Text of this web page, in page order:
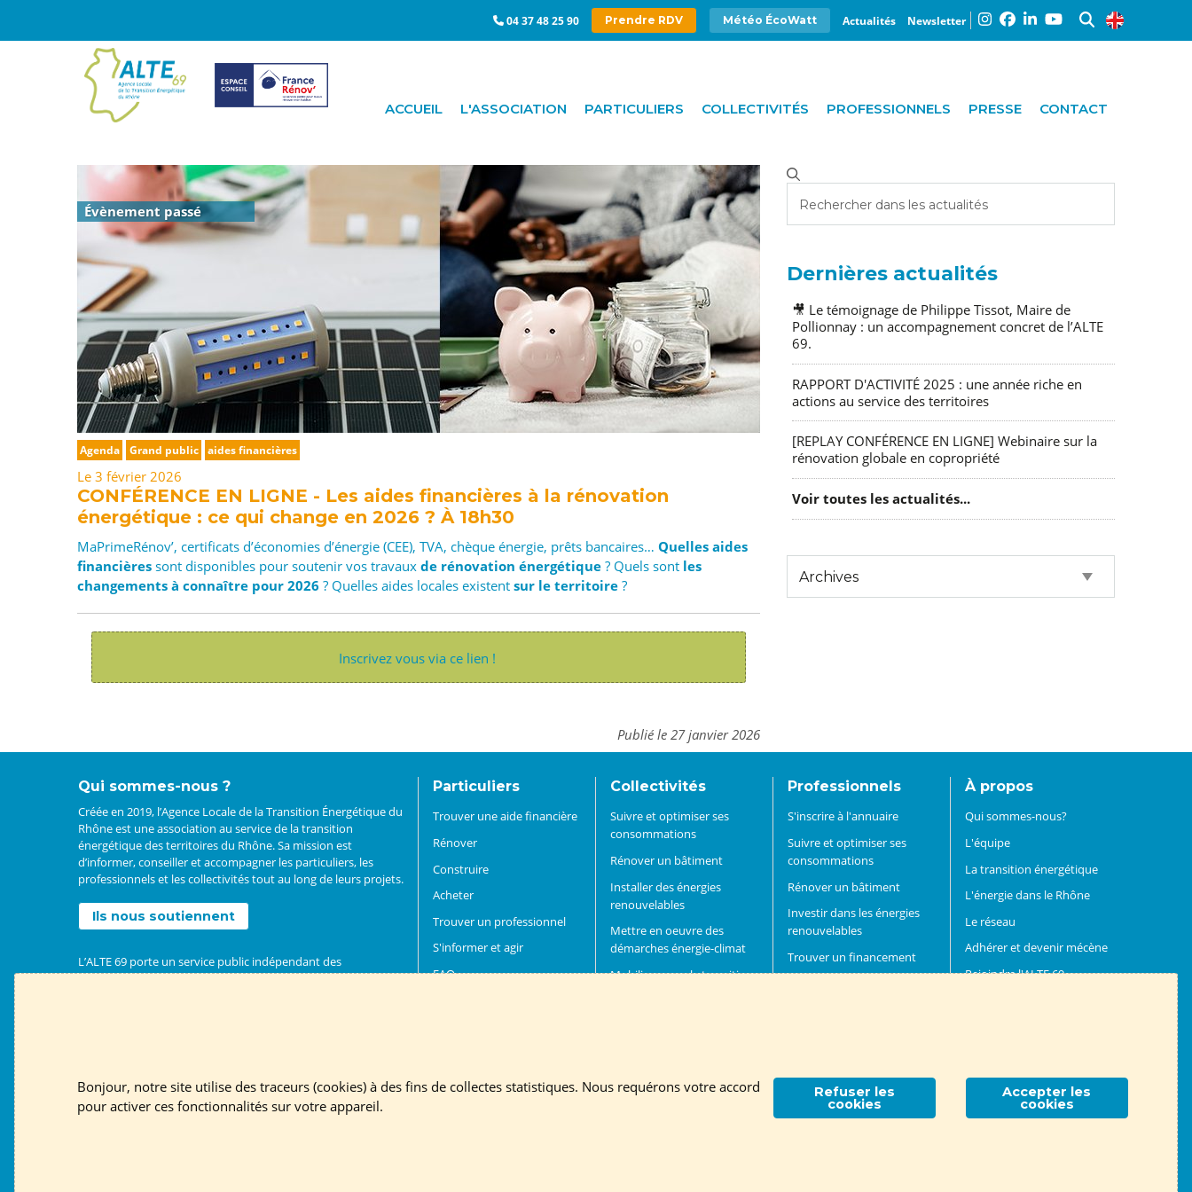
04 37 48 25 90 Prendre RDV Météo ÉcoWatt Actualités Newsletter
ACCUEIL L'ASSOCIATION PARTICULIERS COLLECTIVITÉS PROFESSIONNELS PRESSE CONTACT
Évènement passé
Agenda Grand public aides financières
Le 3 février 2026
CONFÉRENCE EN LIGNE - Les aides financières à la rénovation
énergétique : ce qui change en 2026 ? À 18h30
MaPrimeRénov’, certificats d’économies d’énergie (CEE), TVA, chèque énergie, prêts bancaires… Quelles aides
financières sont disponibles pour soutenir vos travaux de rénovation énergétique ? Quels sont les
changements à connaître pour 2026 ? Quelles aides locales existent sur le territoire ?
Inscrivez vous via ce lien !
Publié le 27 janvier 2026
Dernières actualités
🎥 Le témoignage de Philippe Tissot, Maire de
Pollionnay : un accompagnement concret de l’ALTE
69.
RAPPORT D'ACTIVITÉ 2025 : une année riche en
actions au service des territoires
[REPLAY CONFÉRENCE EN LIGNE] Webinaire sur la
rénovation globale en copropriété
Voir toutes les actualités...
Qui sommes-nous ?
Créée en 2019, l’Agence Locale de la Transition Énergétique du
Rhône est une association au service de la transition
énergétique des territoires du Rhône. Sa mission est
d’informer, conseiller et accompagner les particuliers, les
professionnels et les collectivités tout au long de leurs projets.
Ils nous soutiennent
L’ALTE 69 porte un service public indépendant des
fournisseurs d’énergie et de matériaux.
Particuliers
Trouver une aide financière
Rénover
Construire
Acheter
Trouver un professionnel
S'informer et agir
FAQ
Collectivités
Suivre et optimiser ses
consommations
Rénover un bâtiment
Installer des énergies
renouvelables
Mettre en oeuvre des
démarches énergie-climat
Mobiliser pour la transition
Professionnels
S'inscrire à l'annuaire
Suivre et optimiser ses
consommations
Rénover un bâtiment
Investir dans les énergies
renouvelables
Trouver un financement
À propos
Qui sommes-nous?
L'équipe
La transition énergétique
L'énergie dans le Rhône
Le réseau
Adhérer et devenir mécène
Rejoindre l'ALTE 69
Contact English page Mentions légales RGPD
Contactez-nous !
Bonjour, notre site utilise des traceurs (cookies) à des fins de collectes statistiques. Nous requérons votre accord
pour activer ces fonctionnalités sur votre appareil.
Refuser les
cookies
Accepter les
cookies